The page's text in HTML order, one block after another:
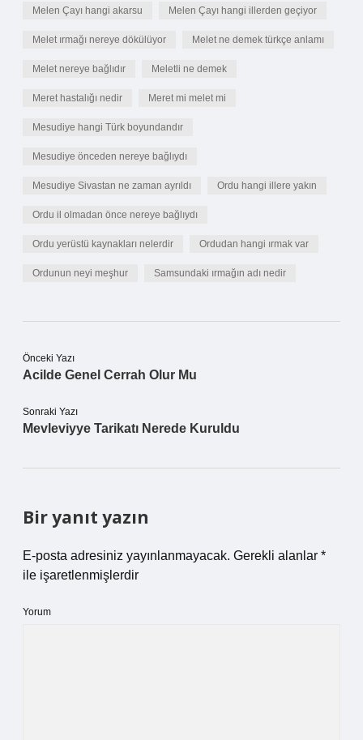
Melen Çayı hangi akarsu Melen Çayı hangi illerden geçiyor
Melet ırmağı nereye dökülüyor Melet ne demek türkçe anlamı
Melet nereye bağlıdır Meletli ne demek
Meret hastalığı nedir Meret mi melet mi
Mesudiye hangi Türk boyundandır
Mesudiye önceden nereye bağlıydı
Mesudiye Sivastan ne zaman ayrıldı Ordu hangi illere yakın
Ordu il olmadan önce nereye bağlıydı
Ordu yerüstü kaynakları nelerdir Ordudan hangi ırmak var
Ordunun neyi meşhur Samsundaki ırmağın adı nedir
Önceki Yazı
Acilde Genel Cerrah Olur Mu
Sonraki Yazı
Mevleviyye Tarikatı Nerede Kuruldu
Bir yanıt yazın
E-posta adresiniz yayınlanmayacak. Gerekli alanlar *
ile işaretlenmişlerdir
Yorum